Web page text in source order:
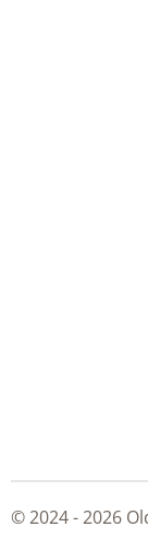
© 2024 - 2026